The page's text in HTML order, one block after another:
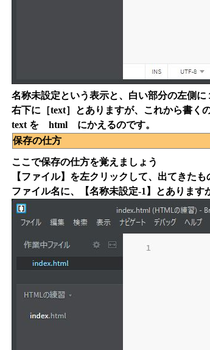
名称未設定という表示と、白い部分の左側に
右下に［text］とありますが、これから書
text を html にかえるのです。
保存の仕方
ここで保存の仕方を覚えましょう
【ファイル】を左クリックして、出てきた
ファイル名に、【名称未設定-1】とあります